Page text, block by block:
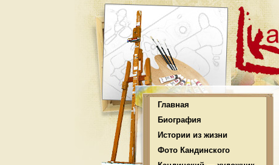
Главная
Биография
Истории из жизни
Фото Кандинского